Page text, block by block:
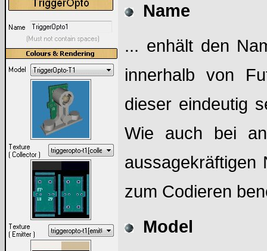
Name
... enhält den
innerhalb von
dieser eindeutig
Wie auch bei
aussagekräftigen
zum Codieren
Model